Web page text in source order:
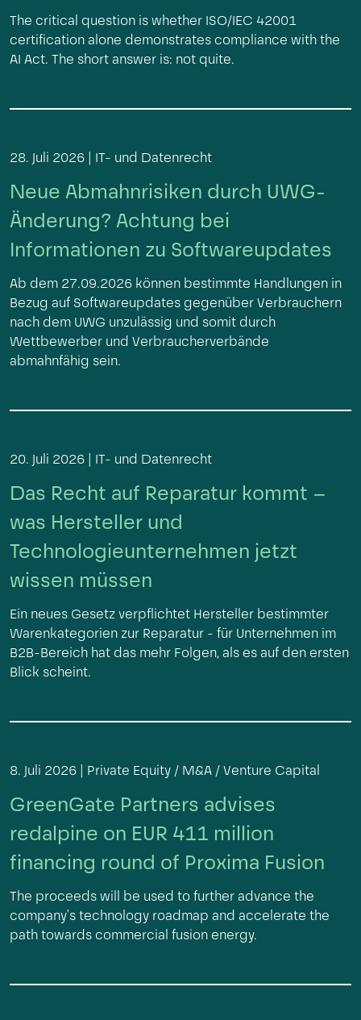
The critical question is whether ISO/IEC 42001
certification alone demonstrates compliance with the
AI Act. The short answer is: not quite.
28. Juli 2026 | IT- und Datenrecht
Neue Abmahnrisiken durch UWG-
Änderung? Achtung bei
Informationen zu Softwareupdates
Ab dem 27.09.2026 können bestimmte Handlungen in
Bezug auf Softwareupdates gegenüber Verbrauchern
nach dem UWG unzulässig und somit durch
Wettbewerber und Verbraucherverbände
abmahnfähig sein.
20. Juli 2026 | IT- und Datenrecht
Das Recht auf Reparatur kommt –
was Hersteller und
Technologieunternehmen jetzt
wissen müssen
Ein neues Gesetz verpflichtet Hersteller bestimmter
Warenkategorien zur Reparatur - für Unternehmen im
B2B-Bereich hat das mehr Folgen, als es auf den ersten
Blick scheint.
8. Juli 2026 | Private Equity / M&A / Venture Capital
GreenGate Partners advises
redalpine on EUR 411 million
financing round of Proxima Fusion
The proceeds will be used to further advance the
company's technology roadmap and accelerate the
path towards commercial fusion energy.